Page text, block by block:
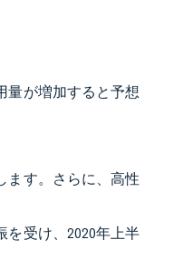
量が増加すると予想
ます。さらに、高性
を受け、2020年上半